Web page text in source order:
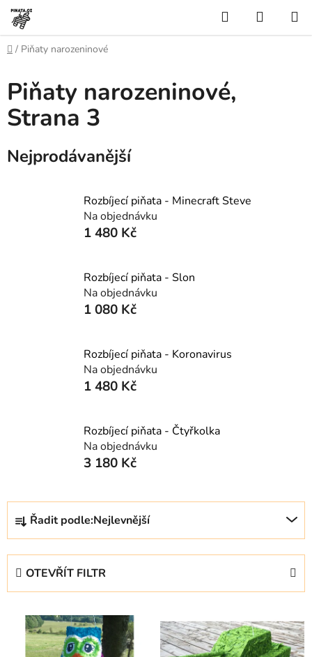
Přejít
obsah
Hledat
KOŠÍK
Domů
/ Piňaty narozeninové
Piňaty narozeninové,
Strana 3
Nejprodávanější
Rozbíjecí piňata - Minecraft Steve
Na objednávku
1 480 Kč
Rozbíjecí piňata - Slon
Na objednávku
1 080 Kč
Rozbíjecí piňata - Koronavirus
Na objednávku
1 480 Kč
Rozbíjecí piňata - Čtyřkolka
Na objednávku
3 180 Kč
Ř
z
Řadit podle:Nejlevnější
OTEVŘÍT FILTR